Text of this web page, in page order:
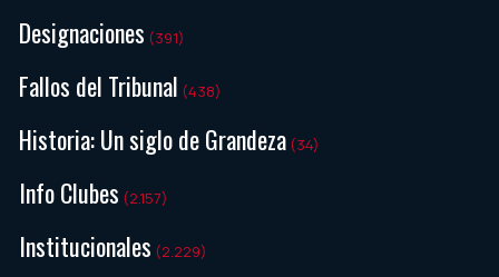
Designaciones (391)
Fallos del Tribunal (438)
Historia: Un siglo de Grandeza (34)
Info Clubes (2.157)
Institucionales (2.229)